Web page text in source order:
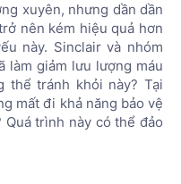
xuyên, nhưng dần dần
nên kém hiệu quả hơn
này. Sinclair và nhóm
làm giảm lưu lượng máu
thể tránh khỏi này? Tại
mất đi khả năng bảo vệ
trình này có thể đảo